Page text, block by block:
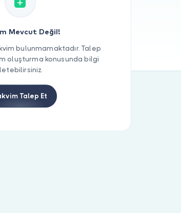
Mevcut Değil!
bulunmamaktadır. Talep
oluşturma konusunda bilgi
Talep Et